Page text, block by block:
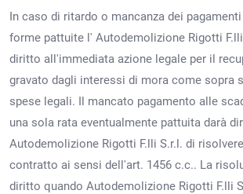
In caso di ritardo o mancanza dei
forme pattuite l' Autodemolizione Rigotti
diritto all'immediata azione legale per il
gravato dagli interessi di mora come sopra
spese legali. Il mancato pagamento alle
una sola rata eventualmente pattuita darà
Autodemolizione Rigotti F.lli S.r.l. di
contratto ai sensi dell'art. 1456 c.c.. La
diritto quando Autodemolizione Rigotti F.lli